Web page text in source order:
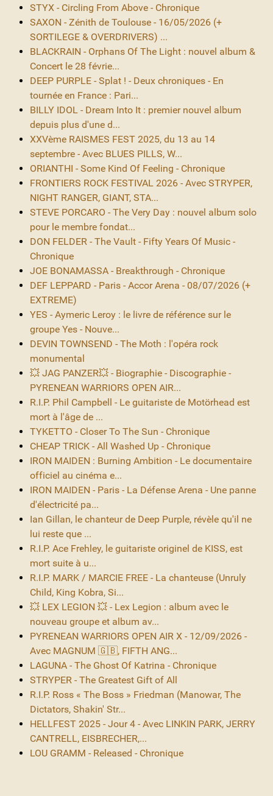
STYX - Circling From Above - Chronique
SAXON - Zénith de Toulouse - 16/05/2026 (+
SORTILEGE & OVERDRIVERS) ...
BLACKRAIN - Orphans Of The Light : nouvel album &
Concert le 28 févrie...
DEEP PURPLE - Splat ! - Deux chroniques - En
tournée en France : Pari...
BILLY IDOL - Dream Into It : premier nouvel album
depuis plus d'une d...
XXVème RAISMES FEST 2025, du 13 au 14
septembre - Avec BLUES PILLS, W...
ORIANTHI - Some Kind Of Feeling - Chronique
FRONTIERS ROCK FESTIVAL 2026 - Avec STRYPER,
NIGHT RANGER, GIANT, STA...
STEVE PORCARO - The Very Day : nouvel album solo
pour le membre fondat...
DON FELDER - The Vault - Fifty Years Of Music -
Chronique
JOE BONAMASSA - Breakthrough - Chronique
DEF LEPPARD - Paris - Accor Arena - 08/07/2026 (+
EXTREME)
YES - Aymeric Leroy : le livre de référence sur le
groupe Yes - Nouve...
DEVIN TOWNSEND - The Moth : l'opéra rock
monumental
💥 JAG PANZER💥 - Biographie - Discographie -
PYRENEAN WARRIORS OPEN AIR...
R.I.P. Phil Campbell - Le guitariste de Motörhead est
mort à l'âge de ...
TYKETTO - Closer To The Sun - Chronique
CHEAP TRICK - All Washed Up - Chronique
IRON MAIDEN : Burning Ambition - Le documentaire
officiel au cinéma e...
IRON MAIDEN - Paris - La Défense Arena - Une panne
d'électricité pa...
Ian Gillan, le chanteur de Deep Purple, révèle qu'il ne
lui reste que ...
R.I.P. Ace Frehley, le guitariste originel de KISS, est
mort suite à u...
R.I.P. MARK / MARCIE FREE - La chanteuse (Unruly
Child, King Kobra, Si...
💥 LEX LEGION 💥 - Lex Legion : album avec le
nouveau groupe et album av...
PYRENEAN WARRIORS OPEN AIR X - 12/09/2026 -
Avec MAGNUM 🇬🇧, FIFTH ANG...
LAGUNA - The Ghost Of Katrina - Chronique
STRYPER - The Greatest Gift of All
R.I.P. Ross « The Boss » Friedman (Manowar, The
Dictators, Shakin' Str...
HELLFEST 2025 - Jour 4 - Avec LINKIN PARK, JERRY
CANTRELL, EISBRECHER,...
LOU GRAMM - Released - Chronique